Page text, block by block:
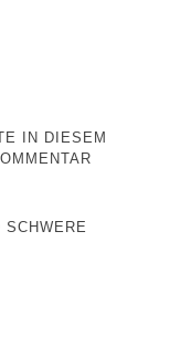
IN DIESEM